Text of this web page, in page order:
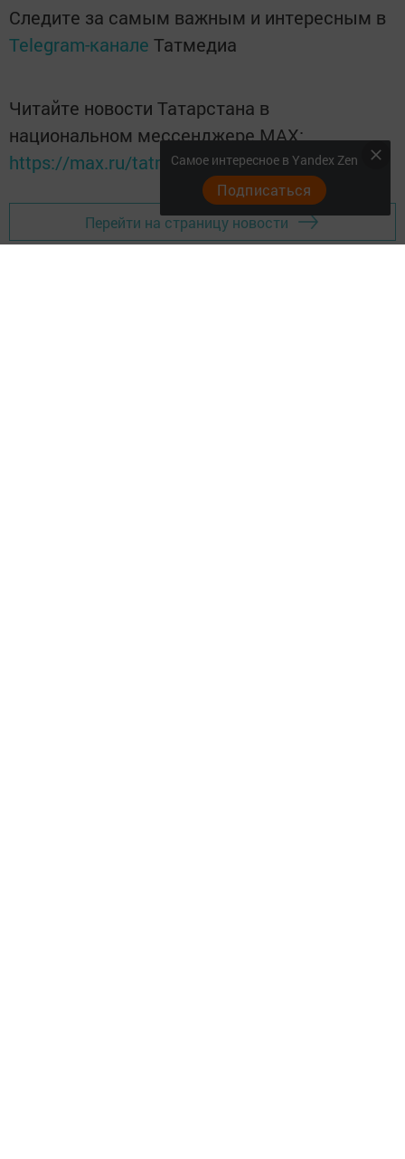
Следите за самым важным и интересным в
Telegram-канале Татмедиа
Читайте новости Татарстана в
национальном мессенджере MАХ:
https://max.ru/tatmedia
Перейти на страницу новости
Самое интересное в Yandex Zen
Подписаться